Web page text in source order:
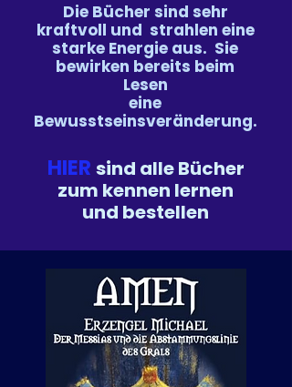
Die Bücher sind sehr
kraftvoll und strahlen eine
starke Energie aus. Sie
bewirken bereits beim
Lesen
eine
Bewusstseinsveränderung.
HIER sind alle Bücher
zum kennen lernen
und bestellen